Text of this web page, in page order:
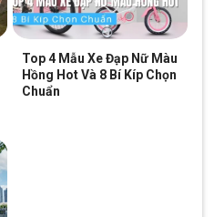
cũng rất thích thể hiện cá tính
việc tự chọn xe có màu sắc và
các kỹ sư Đài Loan đã thiết kế
tham gia hoạt động ngoài trời, tụ
thao, mang vẻ đẹp độc đáo,
nên cấu hình xe mạnh mẽ vượt
Top 4 Mẫu Xe Đạp Nữ Màu
Hồng Hot Và 8 Bí Kíp Chọn
Chuẩn